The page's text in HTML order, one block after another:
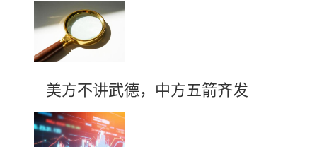
美方不讲武德，中方五箭齐发